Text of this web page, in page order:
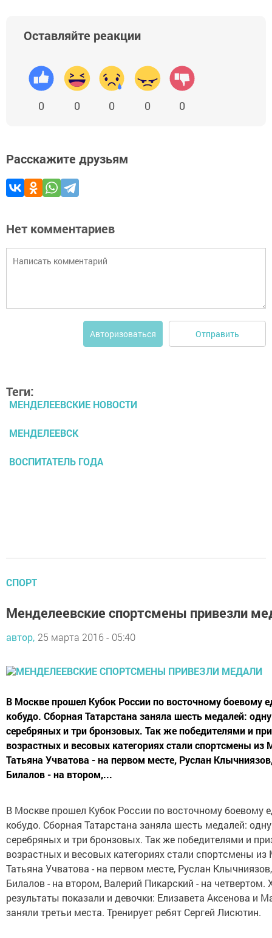
Оставляйте реакции
0 0 0 0 0
Расскажите друзьям
Нет комментариев
Авторизоваться Отправить
Теги:
МЕНДЕЛЕЕВСКИЕ НОВОСТИ
МЕНДЕЛЕЕВСК
ВОСПИТАТЕЛЬ ГОДА
СПОРТ
Менделеевские спортсмены привезли
автор, 25 марта 2016 - 05:40
В Москве прошел Кубок России по восточному боевому
кобудо. Сборная Татарстана заняла шесть медалей:
серебряных и три бронзовых. Так же победителями и
возрастных и весовых категориях стали спортсмены из
Татьяна Учватова - на первом месте, Руслан
Билалов - на втором,...
В Москве прошел Кубок России по восточному боевому
кобудо. Сборная Татарстана заняла шесть медалей:
серебряных и три бронзовых. Так же победителями и
возрастных и весовых категориях стали спортсмены из
Татьяна Учватова - на первом месте, Руслан
Билалов - на втором, Валерий Пикарский - на четвертом.
результаты показали и девочки: Елизавета Аксенова и
заняли третьи места. Тренирует ребят Сергей Лисютин.